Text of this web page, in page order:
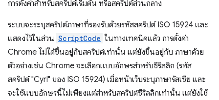
การตั้งค่าสำหรับสคริปต์เริ่มต้น หรือสคริปต์ส่วนกลาง
ระบบจะระบุสคริปต์ภาษาที่รองรับด้วยรหัสสคริปต์ ISO 15924 และ
แสดงไว้ในส่วน ScriptCode ในทางเทคนิคแล้ว การตั้งค่า
Chrome ไม่ได้ขึ้นอยู่กับสคริปต์เท่านั้น แต่ยังขึ้นอยู่กับ ภาษาด้วย
ตัวอย่างเช่น Chrome จะเลือกแบบอักษรสำหรับซีริลลิก (รหัส
สคริปต์ "Cyrl" ของ ISO 15924) เมื่อหน้าเว็บระบุภาษารัสเซีย และ
จะใช้แบบอักษรนี้ไม่เพียงแต่สำหรับสคริปต์ซีริลลิกเท่านั้น แต่ยังใช้